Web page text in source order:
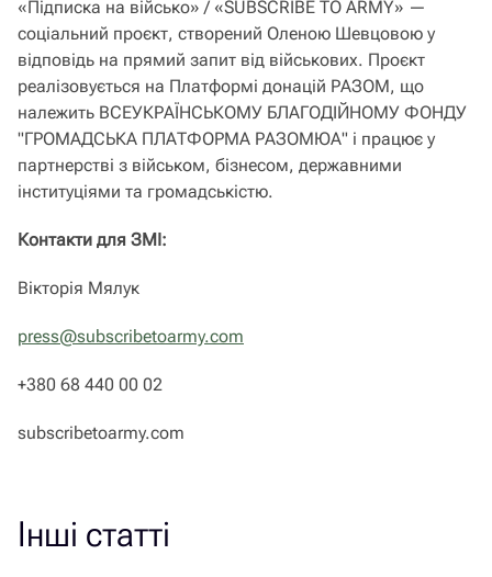
«Підписка на військо» / «SUBSCRIBE TO ARMY» —
соціальний проєкт, створений Оленою Шевцовою у
відповідь на прямий запит від військових. Проєкт
реалізовується на Платформі донацій РАЗОМ, що
належить ВСЕУКРАЇНСЬКОМУ БЛАГОДІЙНОМУ ФОНДУ
"ГРОМАДСЬКА ПЛАТФОРМА РАЗОМЮА" і працює у
партнерстві з військом, бізнесом, державними
інституціями та громадськістю.
Контакти для ЗМІ:
Вікторія Мялук
press@subscribetoarmy.com
+380 68 440 00 02
subscribetoarmy.com
Інші статті